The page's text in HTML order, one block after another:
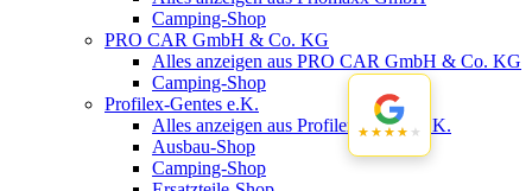
Camping-Shop
PRO CAR GmbH & Co. KG
Alles anzeigen aus PRO CAR GmbH & Co. KG
Camping-Shop
Profilex-Gentes e.K.
Alles anzeigen aus Profilex-Gentes e.K.
Ausbau-Shop
Camping-Shop
★★★★★
★★★★★